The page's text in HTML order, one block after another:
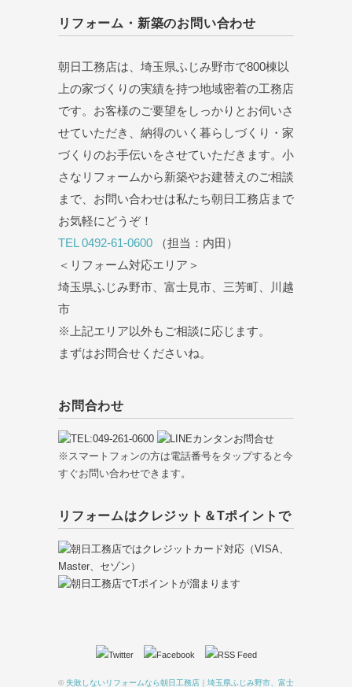
リフォーム・新築のお問い合わせ
朝日工務店は、埼玉県ふじみ野市で800棟以
上の家づくりの実績を持つ地域密着の工務店
です。お客様のご要望をしっかりとお伺いさ
せていただき、納得のいく暮らしづくり・家
づくりのお手伝いをさせていただきます。小
さなリフォームから新築やお建替えのご相談
まで、お問い合わせは私たち朝日工務店まで
お気軽にどうぞ！
TEL 0492-61-0600 （担当：内田）
＜リフォーム対応エリア＞
埼玉県ふじみ野市、富士見市、三芳町、川越
市
※上記エリア以外もご相談に応じます。
まずはお問合せくださいね。
お問合わせ
※スマートフォンの方は電話番号をタップすると今
すぐお問い合わせできます。
リフォームはクレジット＆Tポイントで
© 失敗しないリフォームなら朝日工務店｜埼玉県ふじみ野市、富士